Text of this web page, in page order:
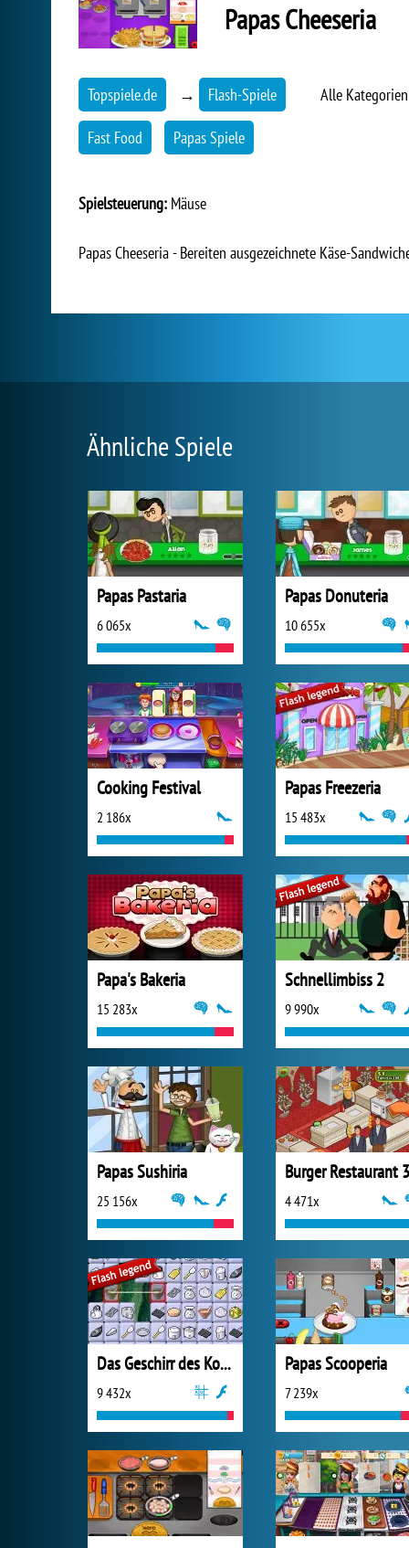
Papas Cheeseria
Topspiele.de → Flash-Spiele Alle
Fast Food Papas Spiele
Spielsteuerung: Mäuse
Papas Cheeseria - Bereiten ausgezeichnete Käse-
Ähnliche Spiele
Papas Pastaria
6 065x
Papas Donuteria
10 655x
Cooking Festival
2 186x
Papas Freezeria
15 483x
Papa's Bakeria
15 283x
Schnellimbiss 2
9 990x
Papas Sushiria
25 156x
Burger Restaurant 3
4 471x
Das Geschirr des Kochs
9 432x
Papas Scooperia
7 239x